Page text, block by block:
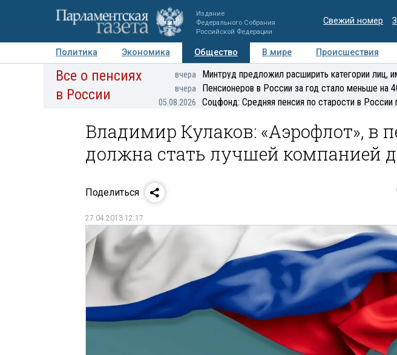
Издание
Федерального Собрания
Российской Федерации
Свежий номер
Политика Экономика Общество В мире Происшествия
Авторы Персоны Мнения Регионы Медиацентр
Все о пенсиях
в России
вчера Минтруд предложил расширить категории лиц,
вчера Пенсионеров в России за год стало меньше на
05.08.2026 Соцфонд: Средняя пенсия по старости в России
Владимир Кулаков: «Аэрофлот», в
должна стать лучшей компанией
Поделиться
27.04.2013 12:17